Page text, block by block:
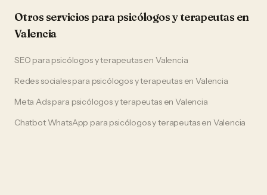
Otros servicios parapsicólogos y terapeutas en
Valencia
SEO para psicólogos y terapeutasen Valencia
Redes socialespara psicólogos y terapeutasenValencia
Meta Adspara psicólogos y terapeutasenValencia
Chatbot WhatsApp para psicólogos y terapeutasen Valencia